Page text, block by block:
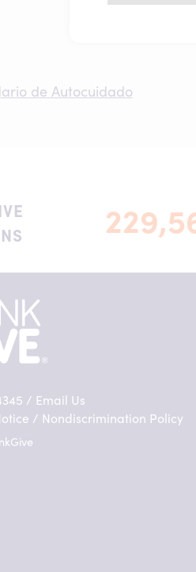
de Autocuidado
/ Email Us
/ Nondiscrimination Policy